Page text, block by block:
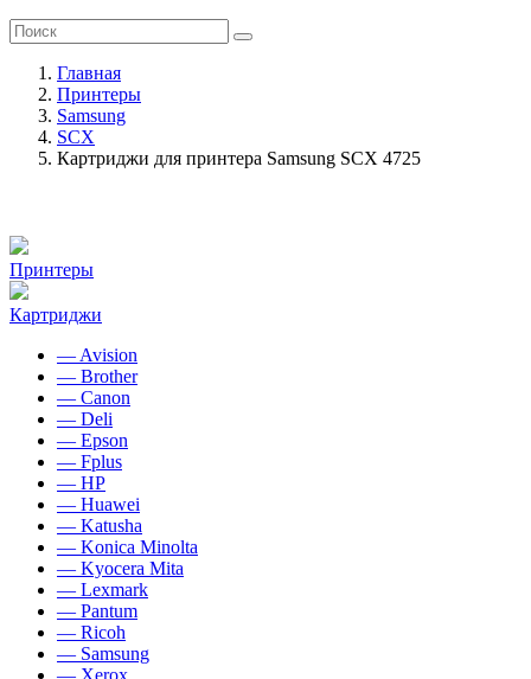
Главная
Принтеры
Samsung
SCX
Картриджи для принтера Samsung SCX 4725
Принтеры
Картриджи
— Avision
— Brother
— Canon
— Deli
— Epson
— Fplus
— HP
— Huawei
— Katusha
— Konica Minolta
— Kyocera Mita
— Lexmark
— Pantum
— Ricoh
— Samsung
— Xerox